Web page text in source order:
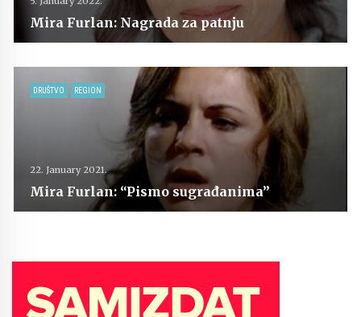
Mira Furlan: Nagrada za patnju
DRUŠTVO REGION
22. January 2021.
Mira Furlan: “Pismo sugrađanima”